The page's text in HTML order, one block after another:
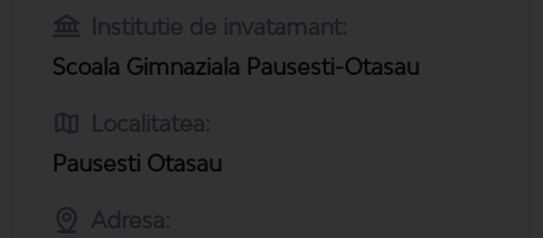
Institutie de invatamant:
Scoala Gimnaziala Pausesti-Otasau
Localitatea:
Pausesti Otasau
Adresa: